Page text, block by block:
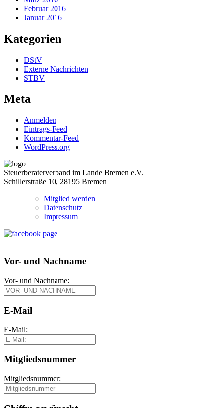
Februar 2016
Januar 2016
Kategorien
DStV
Externe Nachrichten
STBV
Meta
Anmelden
Eintrags-Feed
Kommentar-Feed
WordPress.org
Steuerberaterverband im Lande Bremen e.V.
Schillerstraße 10, 28195 Bremen
Mitglied werden
Datenschutz
Impressum
Vor- und Nachname
Vor- und Nachname:
E-Mail
E-Mail:
Mitgliedsnummer
Mitgliedsnummer: